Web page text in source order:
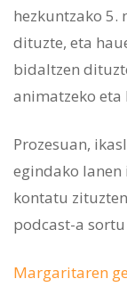
hezkuntzako 5.
dituzte, eta
bidaltzen
animatzeko
Prozesuan,
egindako
kontatu
podcast-a
Margaritaren